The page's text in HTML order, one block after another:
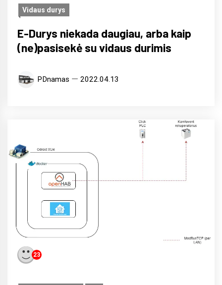
Vidaus durys
E-Durys niekada daugiau, arba kaip
(ne)pasisekė su vidaus durimis
PDnamas 2022.04.13
23